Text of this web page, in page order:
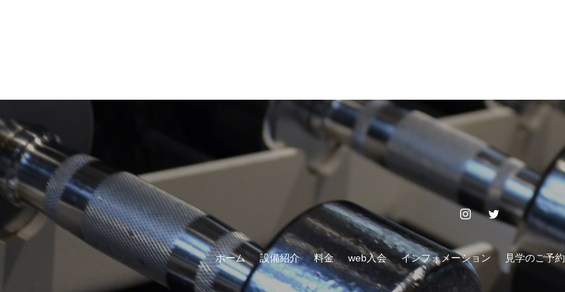
ホーム 設備紹介 料金 web入会 インフォメーション 見学のご予約